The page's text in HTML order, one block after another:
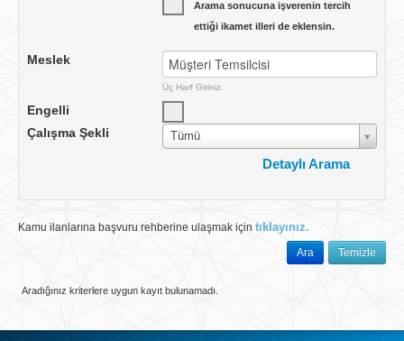
Arama sonucuna işverenin tercih
ettiği ikamet illeri de eklensin.
Meslek
Üç Harf Giriniz.
Engelli
Çalışma Şekli
Tümü
Detaylı Arama
Ülke TÜRKİYE
İlan Tarihi Tümü
Kamu ilanlarına başvuru rehberine ulaşmak için tıklayınız.
Ara Temizle
Aradığınız kriterlere uygun kayıt bulunamadı.